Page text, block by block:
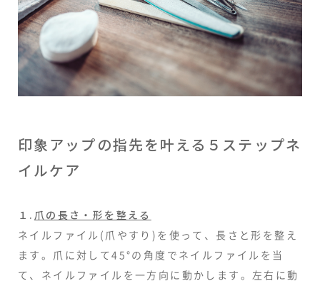
印象アップの指先を叶える５ステップネ
イルケア
１. 爪の長さ・形を整える
ネイルファイル(爪やすり)を使って、長さと形を整え
ます。爪に対して45°の角度でネイルファイルを当
て、ネイルファイルを一方向に動かします。左右に動